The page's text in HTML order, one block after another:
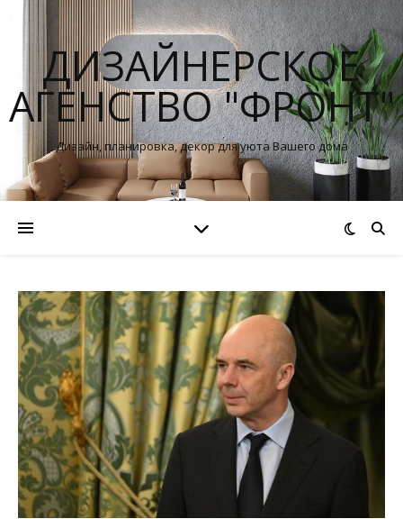
ДИЗАЙНЕРСКОЕ
АГЕНСТВО "ФРОНТ"
Дизайн, планировка, декор для уюта Вашего дома